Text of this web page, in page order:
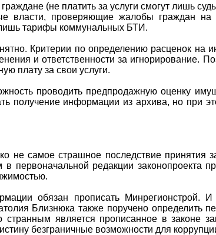
(не платить за услуги смогут лишь
власти, проверяющие жалобы граждан
лишь тарифы коммунальных БТИ.
Критерии по определению расценок на
и ответственности за игнорирование.
плату за свои услуги.
проводить предпродажную оценку
получение информации из архива, но при
не самое страшное последствие принятия
первоначальной редакции законопроекта
обязан прописать Минрегионстрой.
Близнюка также поручено определить
является прописанное в законе
безграничные возможности для